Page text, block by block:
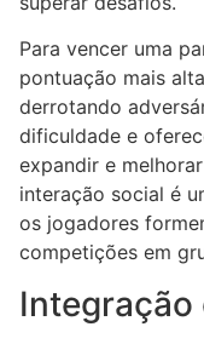
Para vencer uma
pontuação mais
derrotando
dificuldade e
expandir e
interação social é
os jogadores
competições em
Integração